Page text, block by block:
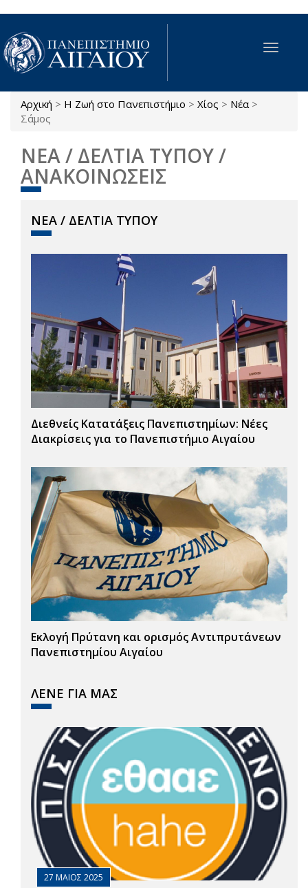
Παράκαμψη προς το κυρίως περιεχόμενο
Toggle
Είστε εδώ
Αρχική > Η Ζωή στο Πανεπιστήμιο > Χίος > Νέα >
Σάμος
ΝΕΑ / ΔΕΛΤΙΑ ΤΥΠΟΥ /
ΑΝΑΚΟΙΝΩΣΕΙΣ
ΝΕΑ / ΔΕΛΤΙΑ ΤΥΠΟΥ
Διεθνείς Κατατάξεις Πανεπιστημίων: Νέες
Διακρίσεις για το Πανεπιστήμιο Αιγαίου
Εκλογή Πρύτανη και ορισμός Αντιπρυτάνεων
Πανεπιστημίου Αιγαίου
ΛΕΝΕ ΓΙΑ ΜΑΣ
27 ΜΑΙΟΣ 2025